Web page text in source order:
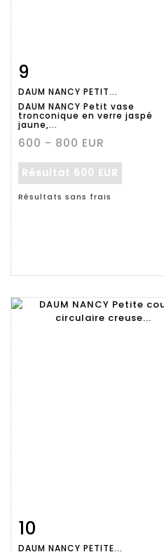
détaillée
9
DAUM NANCY PETIT...
DAUM NANCY Petit vase
tronconique en verre jaspé
jaune,...
600 - 800 EUR
Résultat 600 EUR
Résultats sans frais
10
DAUM NANCY PETITE...